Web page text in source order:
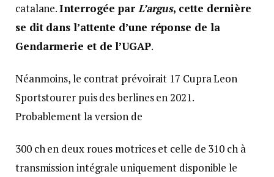
catalane.Interrogée par L’argus, cette dernière
se dit dans l’attente d’une réponse de la
Gendarmerie et de l’UGAP.
Néanmoins, le contrat prévoirait 17 Cupra Leon
Sportstourer puis des berlines en 2021.
Probablement la version de
300 ch en deux roues motrices et celle de 310 ch à
transmission intégrale uniquement disponible le